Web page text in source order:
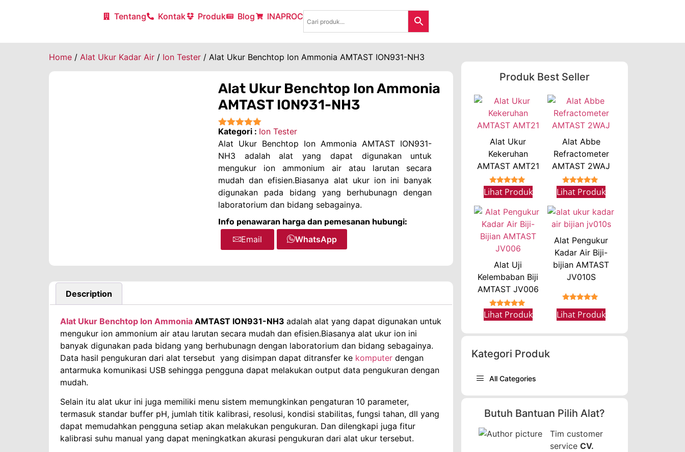
Tentang Kontak Produk Blog INAPROC
Home / Alat Ukur Kadar Air / Ion Tester / Alat Ukur Benchtop Ion Ammonia AMTAST ION931-NH3
Alat Ukur Benchtop Ion Ammonia
AMTAST ION931-NH3
★★★★★
Kategori : Ion Tester
Alat Ukur Benchtop Ion Ammonia AMTAST ION931-
NH3 adalah alat yang dapat digunakan untuk
mengukur ion ammonium air atau larutan secara
mudah dan efisien.Biasanya alat ukur ion ini banyak
digunakan pada bidang yang berhubunagn dengan
laboratorium dan bidang sebagainya.
Info penawaran harga dan pemesanan hubungi:
Email WhatsApp
Description
Alat Ukur Benchtop Ion Ammonia AMTAST ION931-NH3 adalah alat yang dapat digunakan untuk
mengukur ion ammonium air atau larutan secara mudah dan efisien.Biasanya alat ukur ion ini
banyak digunakan pada bidang yang berhubunagn dengan laboratorium dan bidang sebagainya.
Data hasil pengukuran dari alat tersebut yang disimpan dapat ditransfer ke komputer dengan
antarmuka komunikasi USB sehingga pengguna dapat melakukan output data pengukuran dengan
mudah.
Selain itu alat ukur ini juga memiliki menu sistem memungkinkan pengaturan 10 parameter,
termasuk standar buffer pH, jumlah titik kalibrasi, resolusi, kondisi stabilitas, fungsi tahan, dll yang
dapat memudahkan pengguna setiap akan melakukan pengukuran. Dan dilengkapi juga fitur
kalibrasi suhu manual yang dapat meningkatkan akurasi pengukuran dari alat ukur tersebut.
Produk Best Seller
Alat Ukur
Kekeruhan
AMTAST AMT21
★★★★★
Lihat Produk
Alat Abbe
Refractometer
AMTAST 2WAJ
★★★★★
Lihat Produk
Alat Uji
Kelembaban Biji
AMTAST JV006
★★★★★
Lihat Produk
Alat Pengukur
Kadar Air Biji-
bijian AMTAST
JV010S
Lihat Produk
Kategori Produk
All Categories
Butuh Bantuan Pilih Alat?
Tim customer
serviceCV.